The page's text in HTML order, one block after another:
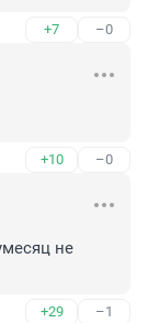
+7 –0
+10 –0
не
+29 –1